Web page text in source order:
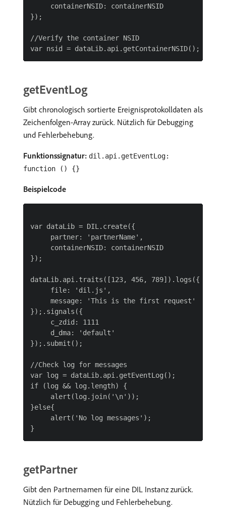
     containerNSID: containerNSID
});
//Verify the container NSID
getEventLog
Gibt chronologisch sortierte Ereignisprotokolldaten als
Zeichenfolgen-Array zurück. Nützlich für Debugging
und Fehlerbehebung.
Funktionssignatur: dil.api.getEventLog:
function () {}
Beispielcode
var dataLib = DIL.create({
     partner: 'partnerName',
     containerNSID: containerNSID
});
dataLib.api.traits([123, 456, 789]).logs({
     file: 'dil.js',
     message: 'This is the first request'
});.signals({
     c_zdid: 1111
     d_dma: 'default'
});.submit();
//Check log for messages
var log = dataLib.api.getEventLog();
if (log && log.length) {
     alert(log.join('\n'));
}else{
     alert('No log messages');
getPartner
Gibt den Partnernamen für eine DIL Instanz zurück.
Nützlich für Debugging und Fehlerbehebung.